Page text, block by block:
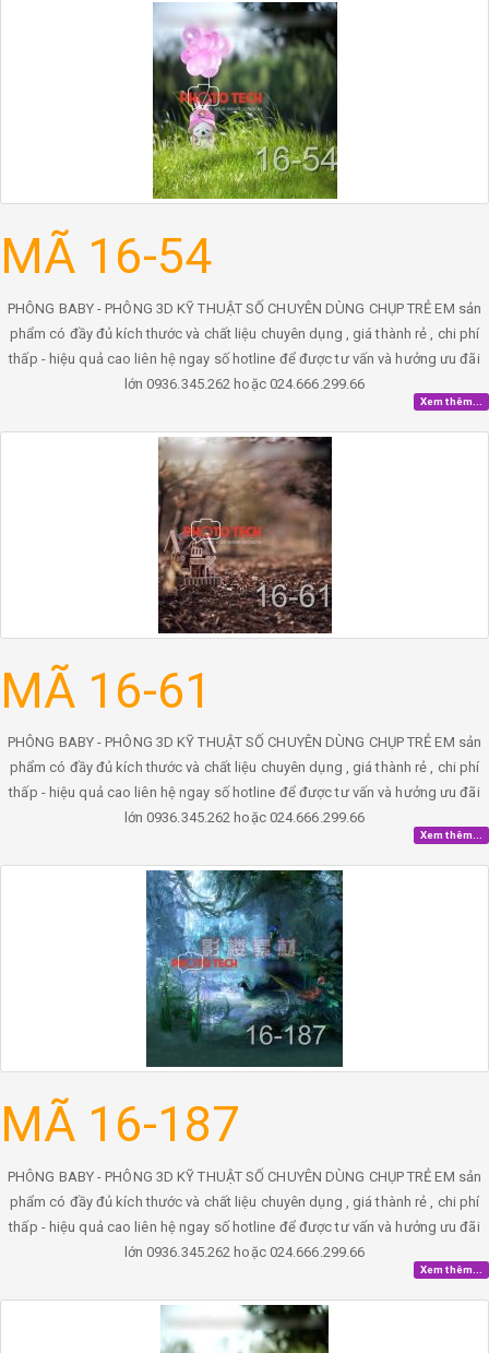
MÃ 16-54
PHÔNG BABY - PHÔNG 3D KỸ THUẬT SỐ CHUYÊN DÙNG CHỤP TRẺ EM sản
phẩm có đầy đủ kích thước và chất liệu chuyên dụng , giá thành rẻ , chi phí
thấp - hiệu quả cao liên hệ ngay số hotline để được tư vấn và hưởng ưu đãi
lớn 0936.345.262 hoặc 024.666.299.66
Xem thêm...
MÃ 16-61
PHÔNG BABY - PHÔNG 3D KỸ THUẬT SỐ CHUYÊN DÙNG CHỤP TRẺ EM sản
phẩm có đầy đủ kích thước và chất liệu chuyên dụng , giá thành rẻ , chi phí
thấp - hiệu quả cao liên hệ ngay số hotline để được tư vấn và hưởng ưu đãi
lớn 0936.345.262 hoặc 024.666.299.66
Xem thêm...
MÃ 16-187
PHÔNG BABY - PHÔNG 3D KỸ THUẬT SỐ CHUYÊN DÙNG CHỤP TRẺ EM sản
phẩm có đầy đủ kích thước và chất liệu chuyên dụng , giá thành rẻ , chi phí
thấp - hiệu quả cao liên hệ ngay số hotline để được tư vấn và hưởng ưu đãi
lớn 0936.345.262 hoặc 024.666.299.66
Xem thêm...